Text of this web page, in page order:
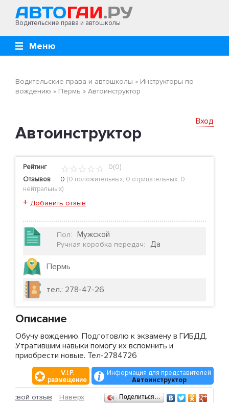
Водительские права и автошколы
Меню
Водительские права и автошколы » Инструкторы по
вождению » Пермь » Автоинструктор
Вход
Автоинструктор
Рейтинг
0(0)
Отзывов
0 (0 положительных, 0 отрицательных, 0
нейтральных)
+ Добавить отзыв
Пол: Мужской
Ручная коробка передач: Да
Пермь
тел.: 278-47-26
Описание
Обучу вождению. Подготовлю к экзамену в ГИБДД.
Утратившим навыки помогу их вспомнить и
приобрести новые. Тел-2784726
V.I.P.
размещение
Информация для представителей
Автоинструктор
Отзывы
свой отзыв Наверх Поделиться…